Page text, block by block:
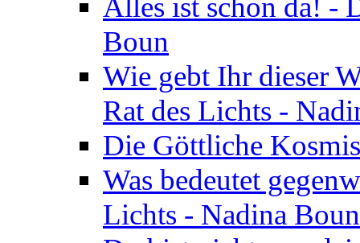
Boun
Wie gebt Ihr dieser
Rat des Lichts -
Die Göttliche
Was bedeutet
Lichts - Nadina Boun